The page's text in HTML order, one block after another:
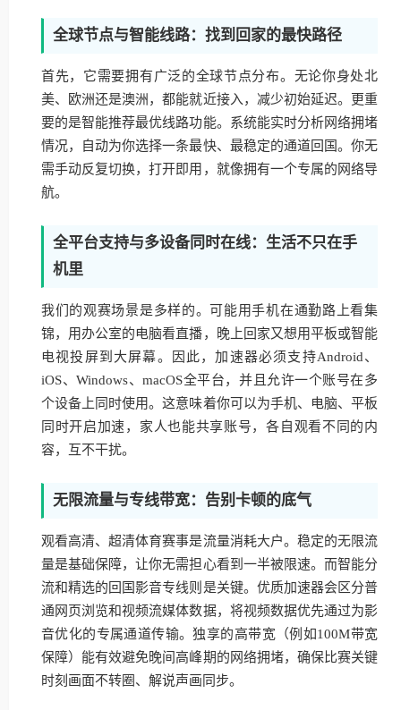
全球节点与智能线路：找到回家的最快路径
首先，它需要拥有广泛的全球节点分布。无论你身处北
美、欧洲还是澳洲，都能就近接入，减少初始延迟。更重
要的是智能推荐最优线路功能。系统能实时分析网络拥堵
情况，自动为你选择一条最快、最稳定的通道回国。你无
需手动反复切换，打开即用，就像拥有一个专属的网络导
航。
全平台支持与多设备同时在线：生活不只在手
机里
我们的观赛场景是多样的。可能用手机在通勤路上看集
锦，用办公室的电脑看直播，晚上回家又想用平板或智能
电视投屏到大屏幕。因此，加速器必须支持Android、
iOS、Windows、macOS全平台，并且允许一个账号在多
个设备上同时使用。这意味着你可以为手机、电脑、平板
同时开启加速，家人也能共享账号，各自观看不同的内
容，互不干扰。
无限流量与专线带宽：告别卡顿的底气
观看高清、超清体育赛事是流量消耗大户。稳定的无限流
量是基础保障，让你无需担心看到一半被限速。而智能分
流和精选的回国影音专线则是关键。优质加速器会区分普
通网页浏览和视频流媒体数据，将视频数据优先通过为影
音优化的专属通道传输。独享的高带宽（例如100M带宽
保障）能有效避免晚间高峰期的网络拥堵，确保比赛关键
时刻画面不转圈、解说声画同步。